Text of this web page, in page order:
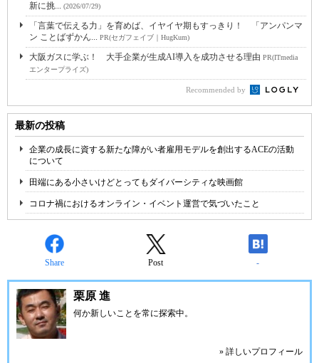
新に挑... (2026/07/29)
「言葉で伝える力」を育めば、イヤイヤ期もすっきり！ 「アンパンマ
ン ことばずかん... PR(セガフェイブ｜HugKum)
大阪ガスに学ぶ！ 大手企業が生成AI導入を成功させる理由 PR(ITmedia
エンタープライズ)
Recommended by
最新の投稿
企業の成長に資する新たな障がい者雇用モデルを創出するACEの活動
について
田端にある小さいけどとってもダイバーシティな映画館
コロナ禍におけるオンライン・イベント運営で気づいたこと
Share Post -
栗原 進
何か新しいことを常に探索中。
» 詳しいプロフィール